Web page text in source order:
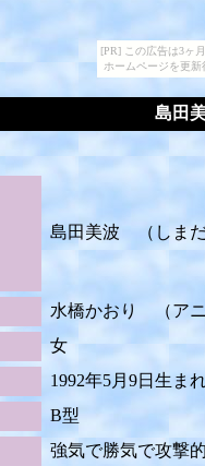
[PR] この広告は3ヶ
ホームページを更
島田
島田美波 （しま
水橋かおり （ア
女
1992年5月9日生ま
B型
強気で勝気で攻撃